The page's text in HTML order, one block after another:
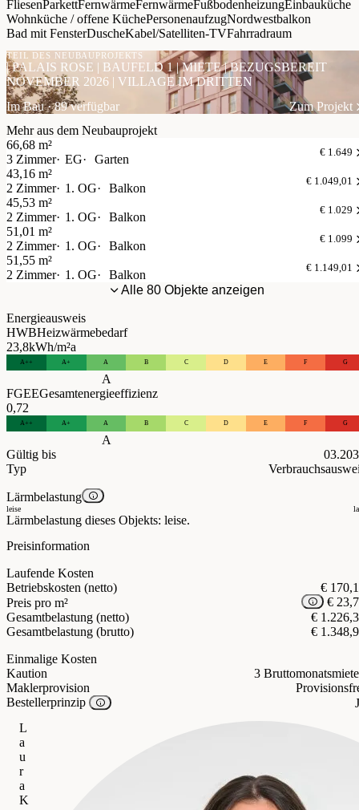
FliesenParkettFernwärmeFernwärmeFußbodenheizungEinbauküche
Wohnküche / offene KüchePersonenaufzugNordwestbalkon
Bad mit FensterDuscheKabel/Satelliten-TVFahrradraum
TEIL DES NEUBAUPROJEKTS
| PALAIS ROSE | BAUFELD 1 | MIETE | BEZUGSBEREIT
NOVEMBER 2026 | VILLAGE IM DRITTEN
Im Bau · 89 verfügbar
Zum Projekt
Mehr aus dem Neubauprojekt
66,68 m²
3 Zimmer
EG Garten
€ 1.649
43,16 m²
2 Zimmer
1. OG Balkon
€ 1.049,01
45,53 m²
2 Zimmer
1. OG Balkon
€ 1.029
51,01 m²
2 Zimmer
1. OG Balkon
€ 1.099
51,55 m²
2 Zimmer
1. OG Balkon
€ 1.149,01
Alle 80 Objekte anzeigen
Energieausweis
HWBHeizwärmebedarf
23,8kWh/m²a
A++ A+ A B C D E F G
A
FGEEGesamtenergieeffizienz
0,72
A++ A+ A B C D E F G
A
Gültig bis
Typ
Lärmbelastung
leise
Lärmbelastung dieses Objekts: leise.
Preisinformation
Laufende Kosten
Betriebskosten (netto)
€
Preis pro m²
€
Gesamtbelastung (netto)
€
Gesamtbelastung (brutto)
€
Einmalige Kosten
Kaution
3
Maklerprovision
Bestellerprinzip
L
a
u
r
a
K